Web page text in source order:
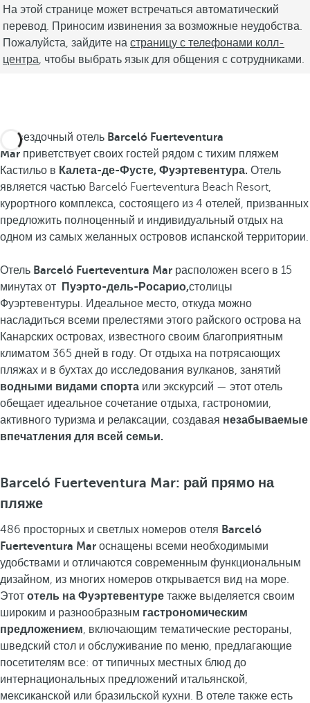
На этой странице может встречаться автоматический
перевод. Приносим извинения за возможные неудобства.
Пожалуйста, зайдите на страницу с телефонами колл-
центра , чтобы выбрать язык для общения с сотрудниками.
4-звездочный отель Barceló Fuerteventura
Mar приветствует своих гостей рядом с тихим пляжем
Кастильо в Калета-де-Фусте, Фуэртевентура. Отель
является частью Barceló Fuerteventura Beach Resort,
курортного комплекса, состоящего из 4 отелей, призванных
предложить полноценный и индивидуальный отдых на
одном из самых желанных островов испанской территории.
Отель Barceló Fuerteventura Mar расположен всего в 15
минутах от
Пуэрто-дель-Росарио,столицы
Фуэртевентуры.
Идеальное место, откуда можно
насладиться всеми прелестями этого райского острова на
Канарских островах, известного своим благоприятным
климатом 365 дней в году. От отдыха на потрясающих
пляжах и в бухтах до исследования вулканов, занятий
водными видами спорта или экскурсий — этот отель
обещает идеальное сочетание отдыха, гастрономии,
активного туризма и релаксации, создавая незабываемые
впечатления для всей семьи.
Barceló Fuerteventura Mar: рай прямо на
пляже
486 просторных и светлых номеров отеля Barceló
Fuerteventura Mar оснащены всеми необходимыми
удобствами и отличаются современным функциональным
дизайном, из многих номеров открывается вид на море.
Этот отель на Фуэртевентуре также выделяется своим
широким и разнообразным гастрономическим
предложением , включающим тематические рестораны,
шведский стол и обслуживание по меню, предлагающие
посетителям все: от типичных местных блюд до
интернациональных предложений итальянской,
мексиканской или бразильской кухни. В отеле также есть